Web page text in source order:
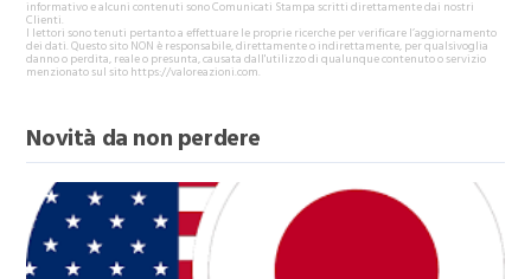
informativo e alcuni contenuti sono Comunicati Stampa scritti direttamente dai nostri
Clienti.
I lettori sono tenuti pertanto a effettuare le proprie ricerche per verificare l’aggiornamento
dei dati. Questo sito NON è responsabile, direttamente o indirettamente, per qualsivoglia
danno o perdita, reale o presunta, causata dall'utilizzo di qualunque contenuto o servizio
menzionato sul sito https://valoreazioni.com.
Novità da non perdere